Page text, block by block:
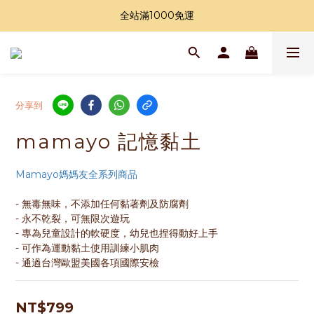
加入LINE好友領購物金
全站滿1000免運
加入LINE好友領購物金
分享到
mamayo 記憶黏土
Mamayo媽媽友全系列商品
- 無毒無味，不添加任何黏著劑及防腐劑
- 永不乾裂，可無限次遊玩
- 專為兒童設計的軟硬度，幼兒也捏得動好上手
- 可作為運動黏土使用訓練小肌肉
- 通過台灣歐盟美國各項國際安檢
NT$799